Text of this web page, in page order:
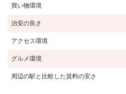
買い物環境
治安の良さ
アクセス環境
グルメ環境
周辺の駅と比較した賃料の安さ